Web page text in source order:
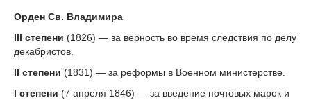
Орден Св. Владимира
III степени (1826) — за верность во время следствия по делу
декабристов.
II степени (1831) — за реформы в Военном министерстве.
I степени (7 апреля 1846) — за введение почтовых марок и